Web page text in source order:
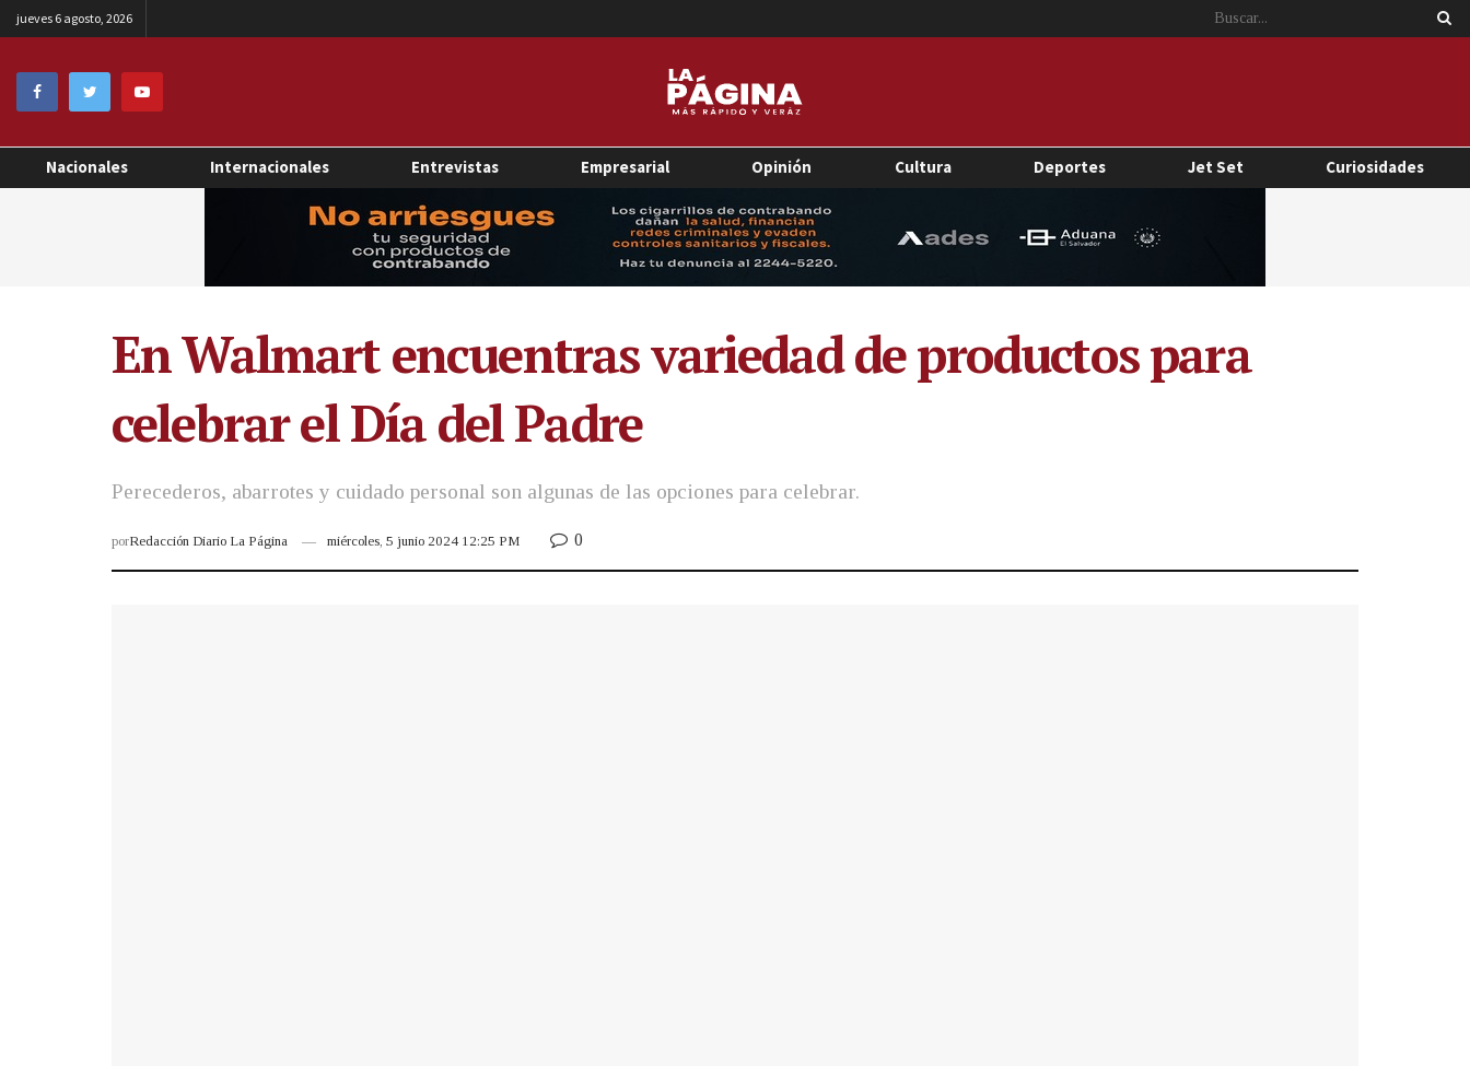
jueves 6 agosto, 2026
Nacionales Internacionales Entrevistas Empresarial Opinión Cultura Deportes Jet Set Curiosidades
En Walmart encuentras variedad de productos para
celebrar el Día del Padre
Perecederos, abarrotes y cuidado personal son algunas de las opciones para celebrar.
porRedacción Diario La Página miércoles, 5 junio 2024 12:25 PM 0